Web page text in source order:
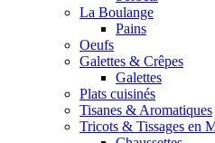
La Boulange
Pains
Oeufs
Galettes & Crêpes
Galettes
Plats cuisinés
Tisanes & Aromatiques
Tricots & Tissages en